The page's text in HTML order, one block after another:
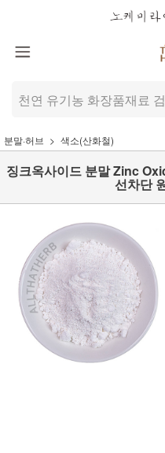
분말·허브 색소(산화철)
징크옥사이드 분말 Zinc
선차단